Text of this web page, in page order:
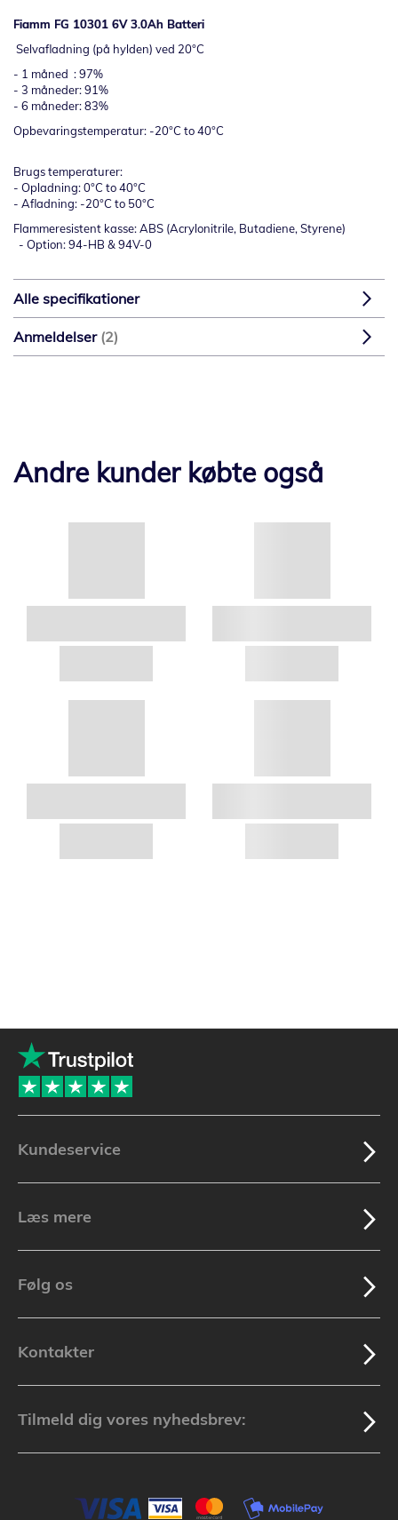
Fiamm FG 10301 6V 3.0Ah Batteri
Selvafladning (på hylden) ved 20°C
- 1 måned : 97%
- 3 måneder: 91%
- 6 måneder: 83%
Opbevaringstemperatur: -20°C to 40°C
Brugs temperaturer:
- Opladning: 0°C to 40°C
- Afladning: -20°C to 50°C
Flammeresistent kasse: ABS (Acrylonitrile, Butadiene, Styrene)
- Option: 94-HB & 94V-0
Alle specifikationer
Anmeldelser 2
Andre kunder købte også
Kundeservice
Læs mere
Følg os
Kontakter
Tilmeld dig vores nyhedsbrev: